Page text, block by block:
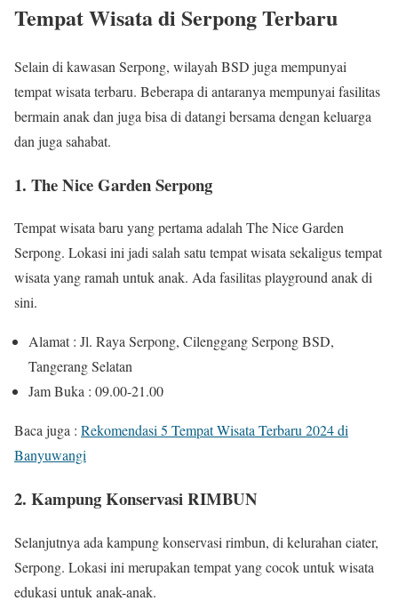
Tempat Wisata di Serpong Terbaru
Selain di kawasan Serpong, wilayah BSD juga mempunyai
tempat wisata terbaru. Beberapa di antaranya mempunyai fasilitas
bermain anak dan juga bisa di datangi bersama dengan keluarga
dan juga sahabat.
1. The Nice Garden Serpong
Tempat wisata baru yang pertama adalah The Nice Garden
Serpong. Lokasi ini jadi salah satu tempat wisata sekaligus tempat
wisata yang ramah untuk anak. Ada fasilitas playground anak di
sini.
Alamat : Jl. Raya Serpong, Cilenggang Serpong BSD,
Tangerang Selatan
Jam Buka : 09.00-21.00
Baca juga : Rekomendasi 5 Tempat Wisata Terbaru 2024 di
Banyuwangi
2. Kampung Konservasi RIMBUN
Selanjutnya ada kampung konservasi rimbun, di kelurahan ciater,
Serpong. Lokasi ini merupakan tempat yang cocok untuk wisata
edukasi untuk anak-anak.